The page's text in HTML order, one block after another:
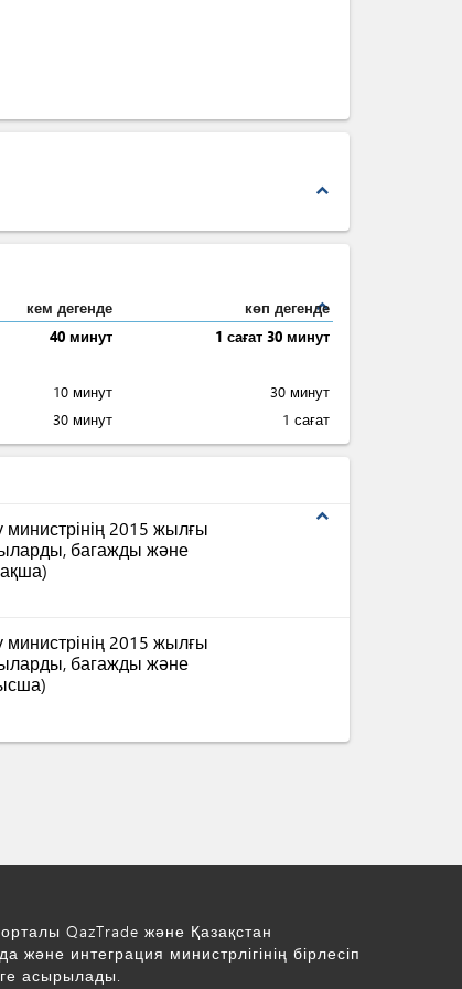
expand_less
expand_less
кем дегенде
көп дегенде
40 минут
1 сағат 30 минут
10 минут
30 минут
30 минут 1 сағат
expand_less
2015 жылғы
багажды және
2015 жылғы
багажды және
QazTrade және Қазақстан
және интеграция министрлігінің бірлесіп
асырылады.